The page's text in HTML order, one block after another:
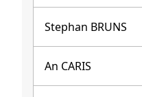
Stephan BRUNS
An CARIS